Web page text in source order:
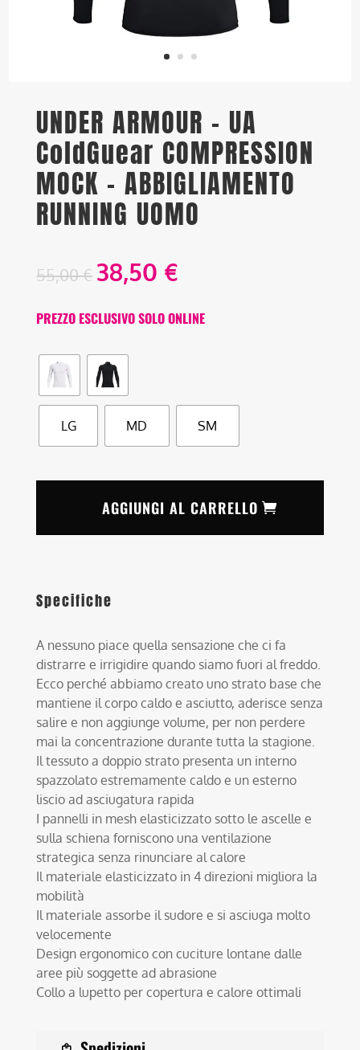
UNDER ARMOUR – UA
ColdGuear COMPRESSION
MOCK – ABBIGLIAMENTO
RUNNING UOMO
55,00€ 38,50 €
PREZZO ESCLUSIVO SOLO ONLINE
LG MD SM
AGGIUNGI AL CARRELLO
Specifiche
A nessuno piace quella sensazione che ci fa
distrarre e irrigidire quando siamo fuori al freddo.
Ecco perché abbiamo creato uno strato base che
mantiene il corpo caldo e asciutto, aderisce senza
salire e non aggiunge volume, per non perdere
mai la concentrazione durante tutta la stagione.
Il tessuto a doppio strato presenta un interno
spazzolato estremamente caldo e un esterno
liscio ad asciugatura rapida
I pannelli in mesh elasticizzato sotto le ascelle e
sulla schiena forniscono una ventilazione
strategica senza rinunciare al calore
Il materiale elasticizzato in 4 direzioni migliora la
mobilità
Il materiale assorbe il sudore e si asciuga molto
velocemente
Design ergonomico con cuciture lontane dalle
aree più soggette ad abrasione
Collo a lupetto per copertura e calore ottimali